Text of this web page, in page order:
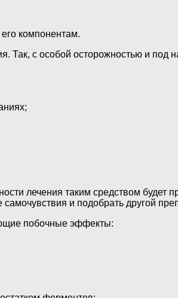
компонентам.
Так, с особой осторожностью и
лечения таким средством будет
и подобрать другой
побочные эффекты: